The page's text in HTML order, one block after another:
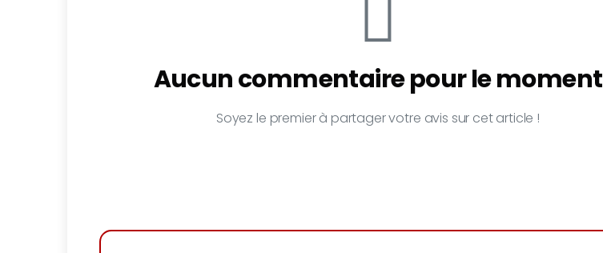
Aucun commentaire pour le moment
Soyez le premier à partager votre avis sur cet article !